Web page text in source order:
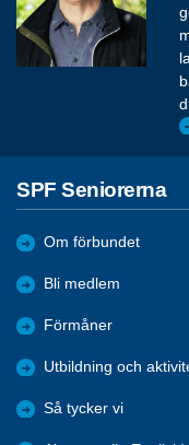
SPF Seniorerna
Om förbundet
Bli medlem
Förmåner
Utbildning och
Så tycker vi